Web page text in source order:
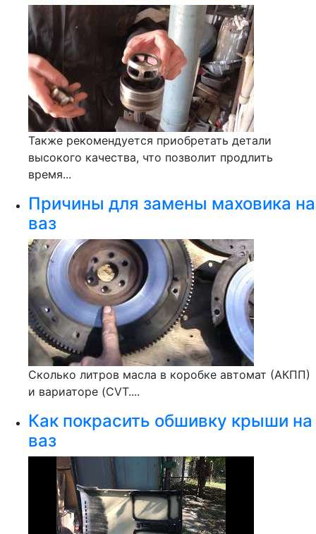
Также рекомендуется приобретать детали
высокого качества, что позволит продлить
время...
Причины для замены маховика на
ваз
Сколько литров масла в коробке автомат (АКПП)
и вариаторе (CVT....
Как покрасить обшивку крыши на
ваз